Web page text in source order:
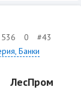
536 0
#43
Банки
ЛесПром